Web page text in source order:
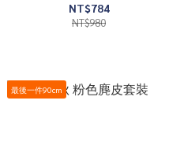
NT$784
NT$980
最後一件90cm